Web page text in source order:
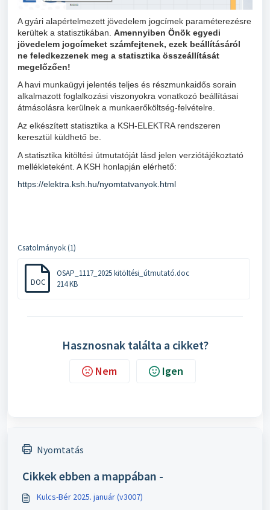
A gyári alapértelmezett jövedelem jogcímek paraméterezésre
kerültek a statisztikában. Amennyiben Önök egyedi
jövedelem jogcímeket számfejtenek, ezek beállításáról
ne feledkezzenek meg a statisztika összeállítását
megelőzően!
A havi munkaügyi jelentés teljes és részmunkaidős sorain
alkalmazott foglalkozási viszonyokra vonatkozó beállításai
átmásolásra kerülnek a munkaerőköltség-felvételre.
Az elkészített statisztika a KSH-ELEKTRA rendszeren
keresztül küldhető be.
A statisztika kitöltési útmutatóját lásd jelen verziótájékoztató
mellékleteként. A KSH honlapján elérhető:
https://elektra.ksh.hu/nyomtatvanyok.html
Csatolmányok (1)
DOC
OSAP_1117_2025 kitöltési_útmutató.doc
214 KB
Hasznosnak találta a cikket?
Nem Igen
Nyomtatás
Cikkek ebben a mappában -
Kulcs-Bér 2025. január (v3007)